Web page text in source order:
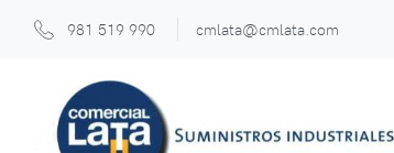
981 519 990 cmlata@cmlata.com